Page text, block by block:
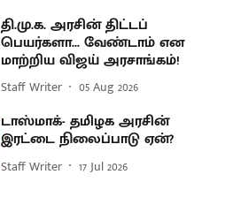
தி.மு.க. அரசின் திட்டப்
பெயர்களா... வேண்டாம் என
மாற்றிய விஜய் அரசாங்கம்!
Staff Writer 05 Aug 2026
டாஸ்மாக்- தமிழக அரசின்
இரட்டை நிலைப்பாடு ஏன்?
Staff Writer 17 Jul 2026